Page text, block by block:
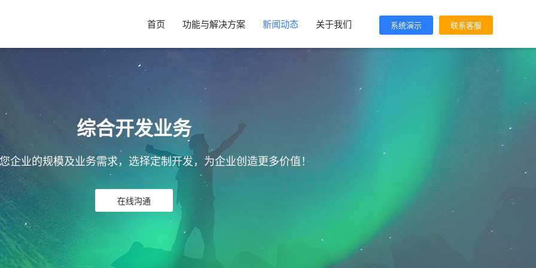
首页 功能与解决方案 新闻动态 关于我们 系统演示 联系客服
综合开发业务
企业的规模及业务需求，选择定制开发，为企业创造更多价值！
在线沟通